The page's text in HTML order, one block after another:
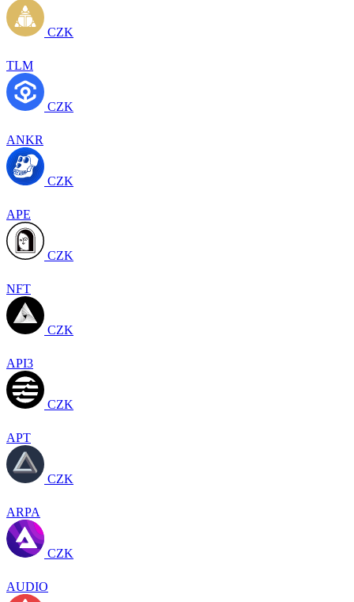
CZK
TLM
CZK
ANKR
CZK
APE
CZK
NFT
CZK
API3
CZK
APT
CZK
ARPA
CZK
AUDIO